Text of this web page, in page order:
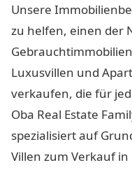
Unsere
zu helfen, einen der
Luxusvillen und
verkaufen, die für
Oba Real Estate
spezialisiert auf
Villen zum Verkauf